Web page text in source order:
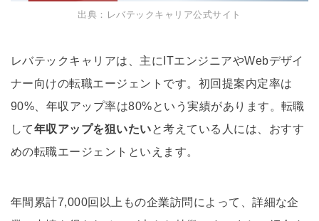
出典：レバテックキャリア公式サイト
レバテックキャリアは、主にITエンジニアやWebデザイ
ナー向けの転職エージェントです。初回提案内定率は
90%、年収アップ率は80%という実績があります。転職
して年収アップを狙いたいと考えている人には、おすす
めの転職エージェントといえます。
年間累計7,000回以上もの企業訪問によって、詳細な企